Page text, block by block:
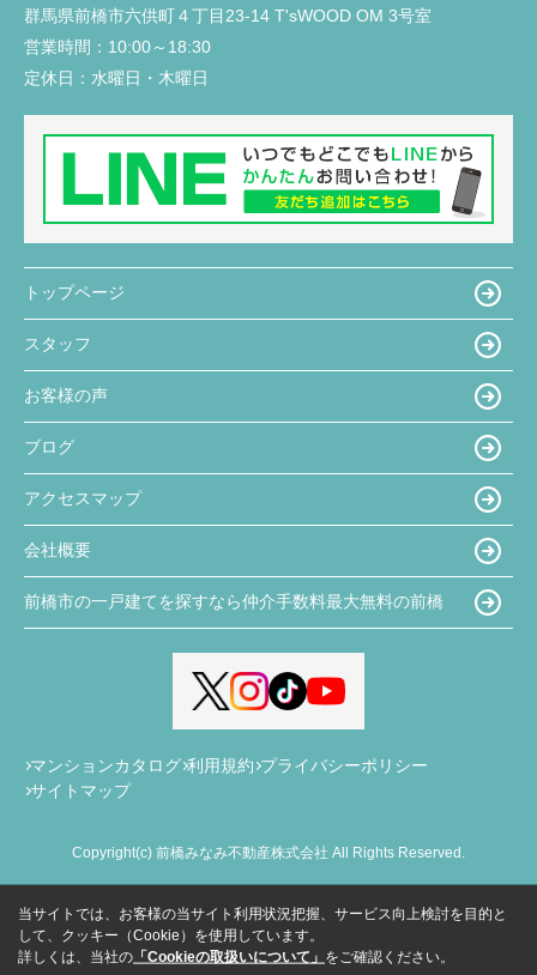
群馬県前橋市六供町４丁目23‐14 T'sWOOD OM 3号室
営業時間： 10:00～18:30
定休日： 水曜日・木曜日
トップページ
スタッフ
お客様の声
ブログ
アクセスマップ
会社概要
前橋市の一戸建てを探すなら仲介手数料最大無料の前橋
マンションカタログ 利用規約 プライバシーポリシー
サイトマップ
Copyright(c) 前橋みなみ不動産株式会社 All Rights Reserved.
当サイトでは、お客様の当サイト利用状況把握、サービス向上検討を目的と
して、クッキー（Cookie）を使用しています。
詳しくは、当社の 「Cookieの取扱いについて」 をご確認ください。